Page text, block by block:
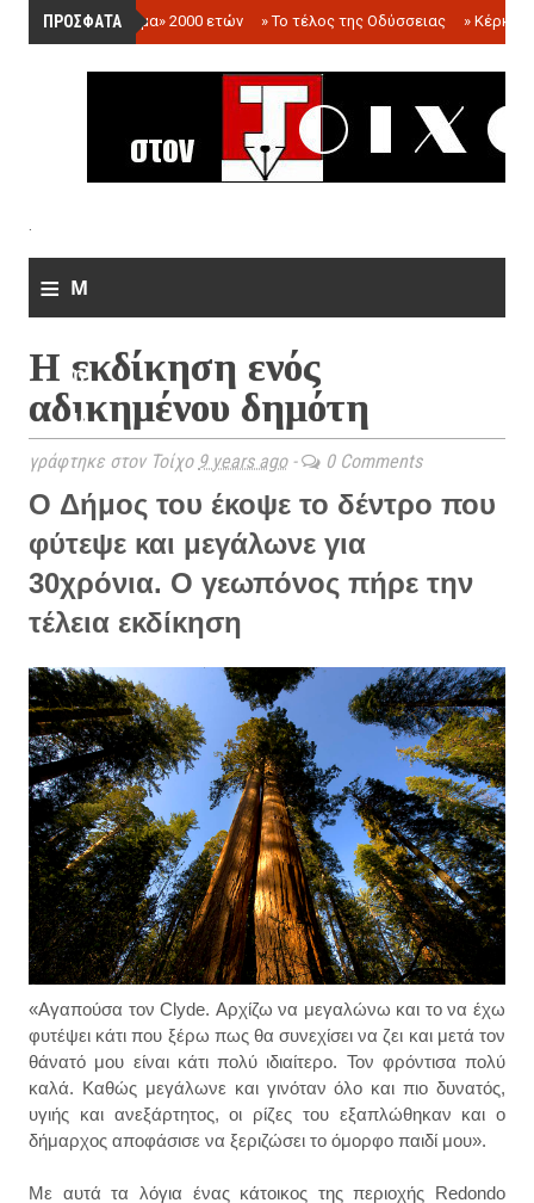
ΠΡΟΣΦΑΤΑ
»«Ολόγραμμα» 2000 ετών »Το τέλος της Οδύσσειας »
.
≡ M
n
u
Η εκδίκηση ενός
αδικημένου δημότη
γράφτηκε στον Τοίχο 9 years ago- 0 Comments
O Δήμος του έκοψε το δέντρο που
φύτεψε και μεγάλωνε για
30χρόνια. Ο γεωπόνος πήρε την
τέλεια εκδίκηση
«Αγαπούσα τον Clyde. Αρχίζω να μεγαλώνω και το να έχω
φυτέψει κάτι που ξέρω πως θα συνεχίσει να ζει και μετά τον
θάνατό μου είναι κάτι πολύ ιδιαίτερο. Τον φρόντισα πολύ
καλά. Καθώς μεγάλωνε και γινόταν όλο και πιο δυνατός,
υγιής και ανεξάρτητος, οι ρίζες του εξαπλώθηκαν και ο
δήμαρχος αποφάσισε να ξεριζώσει το όμορφο παιδί μου».
Με αυτά τα λόγια ένας κάτοικος της περιοχής Redondo